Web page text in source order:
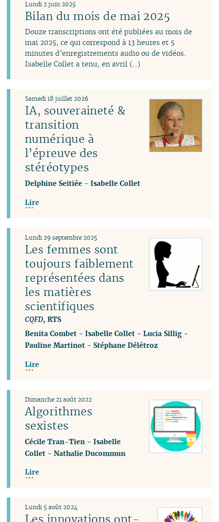
Bilan du mois de mai 2025
Lundi 2 juin 2025
Douze transcriptions ont été publiées au mois de
mai 2025, ce qui correspond à 13 heures et 5
minutes d’enregistrements audio ou de vidéos.
Isabelle Collet a tenu, en avril (…)
IA, souveraineté &
transition
numérique à
l’épreuve des
stéréotypes
Samedi 18 juillet 2026
Delphine Seitiée -Isabelle Collet
Lire
Les femmes sont
toujours faiblement
représentées dans
les matières
scientifiques
CQFD, RTS
Lundi 29 septembre 2025
Benita Combet -Isabelle Collet -Lucia Sillig -
Pauline Martinot -Stéphane Délétroz
Lire
Algorithmes
sexistes
Dimanche 21 août 2022
Cécile Tran-Tien -Isabelle
Collet -Nathalie Ducommun
Lire
Lundi 5 août 2024